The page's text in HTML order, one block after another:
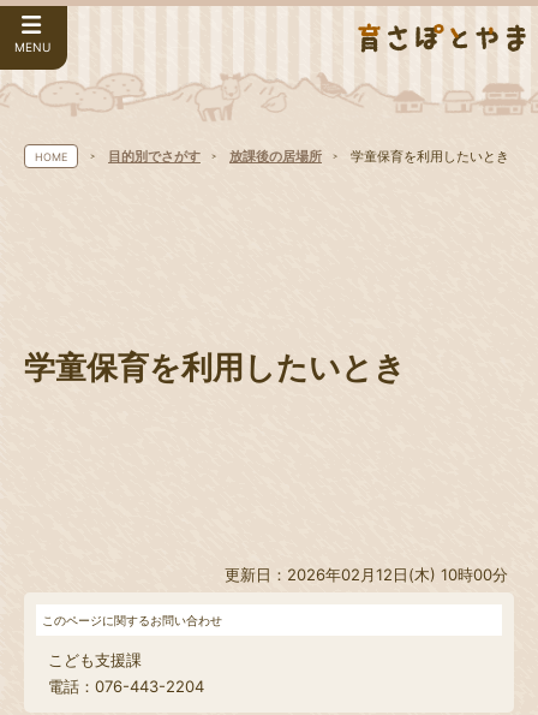
MENU
HOME 目的別でさがす 放課後の居場所 学童保育を利用したいとき
学童保育を利用したいとき
更新日：2026年02月12日(木) 10時00分
このページに関するお問い合わせ
こども支援課
電話：076-443-2204